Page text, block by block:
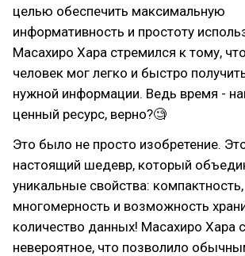
целью обеспечить максимальную
информативность и простоту
Масахиро Хара стремился к тому,
человек мог легко и быстро
нужной информации. Ведь время -
ценный ресурс, верно?🧐
Это было не просто изобретение.
настоящий шедевр, который
уникальные свойства: компактность,
многомерность и возможность
количество данных! Масахиро Хара
невероятное, что позволило